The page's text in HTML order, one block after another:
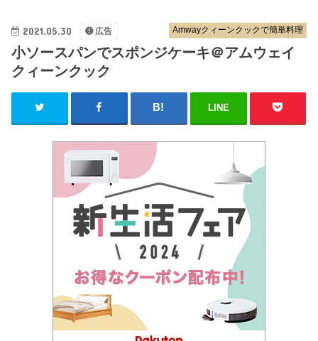
Amwayクィーンクックで簡単料理
2021.05.30 広告
小ソースパンでスポンジケーキ＠アムウェイ
クィーンクック
LINE